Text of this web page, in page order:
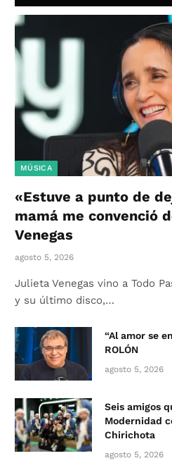
MÚSICA
«Estuve a punto de
mamá me convenció
Venegas
agosto 5, 2026
Julieta Venegas vino a Todo
y su último disco,…
“Al amor se
ROLÓN
agosto 5, 2026
Seis amigos
Modernidad
Chirichota
agosto 5, 2026